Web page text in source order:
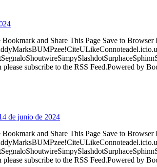
and Share This Page Save to Browser
subscribe to the RSS Feed.Powered by
de junio de 2024
and Share This Page Save to Browser
subscribe to the RSS Feed.Powered by